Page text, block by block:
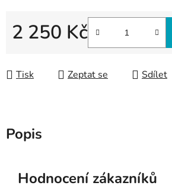
2 250 Kč
Tisk Zeptat se Sdílet
Popis
Hodnocení zákazníků